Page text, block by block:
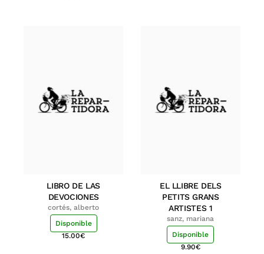
LIBRO DE LAS
DEVOCIONES
cortés, alberto
Disponible
15.00€
EL LLIBRE DELS
PETITS GRANS
ARTISTES 1
sanz, mariana
Disponible
9.90€